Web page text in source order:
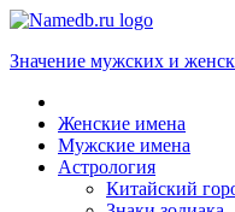
Значение мужских и
Женские имена
Мужские имена
Астрология
Китайский